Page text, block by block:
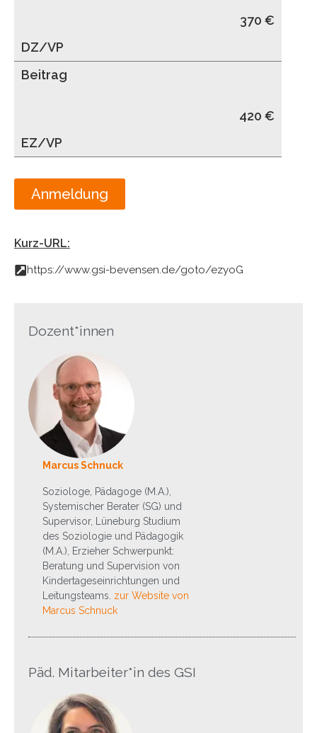
370 €
DZ/VP
Beitrag
420 €
EZ/VP
Anmeldung
Kurz-URL:
https://www.gsi-bevensen.de/goto/ezyoG
Dozent*innen
Marcus Schnuck
Soziologe, Pädagoge (M.A.),
Systemischer Berater (SG) und
Supervisor, Lüneburg Studium
des Soziologie und Pädagogik
(M.A.), Erzieher Schwerpunkt:
Beratung und Supervision von
Kindertageseinrichtungen und
Leitungsteams. zur Website von
Marcus Schnuck
Päd. Mitarbeiter*in des GSI